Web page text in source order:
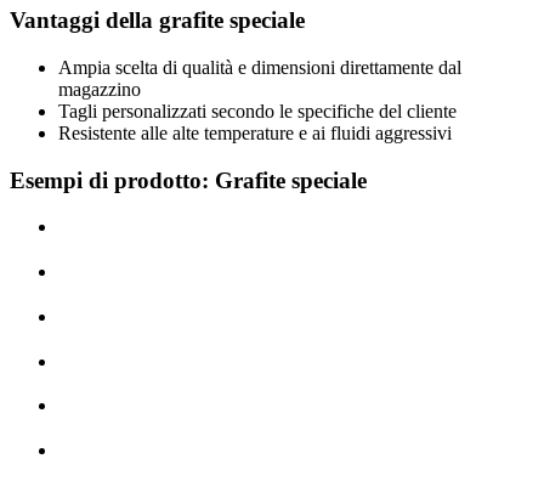
Vantaggi della grafite speciale
Ampia scelta di qualità e dimensioni direttamente dal
magazzino
Tagli personalizzati secondo le specifiche del cliente
Resistente alle alte temperature e ai fluidi aggressivi
Esempi di prodotto: Grafite speciale